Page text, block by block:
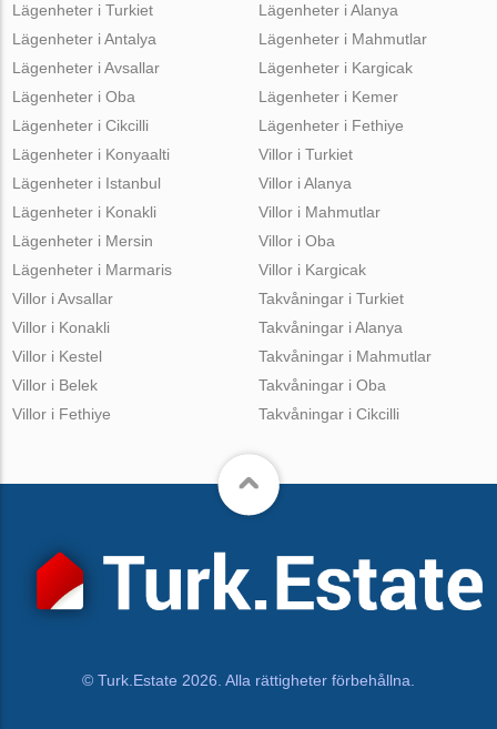
Lägenheter i Turkiet
Lägenheter i Antalya
Lägenheter i Avsallar
Lägenheter i Oba
Lägenheter i Cikcilli
Lägenheter i Alanya
Lägenheter i Mahmutlar
Lägenheter i Kargicak
Lägenheter i Kemer
Lägenheter i Fethiye
Lägenheter i Konyaalti
Lägenheter i Istanbul
Lägenheter i Konakli
Lägenheter i Mersin
Lägenheter i Marmaris
Villor i Turkiet
Villor i Alanya
Villor i Mahmutlar
Villor i Oba
Villor i Kargicak
Villor i Avsallar
Villor i Konakli
Villor i Kestel
Villor i Belek
Villor i Fethiye
Takvåningar i Turkiet
Takvåningar i Alanya
Takvåningar i Mahmutlar
Takvåningar i Oba
Takvåningar i Cikcilli
© Turk.Estate 2026. Alla rättigheter förbehållna.